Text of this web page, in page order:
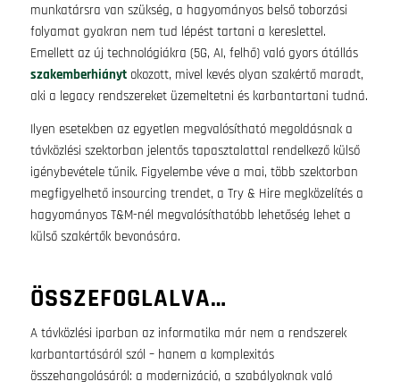
munkatársra van szükség, a hagyományos belső toborzási
folyamat gyakran nem tud lépést tartani a kereslettel.
Emellett az új technológiákra (5G, AI, felhő) való gyors átállás
szakemberhiánytokozott, mivel kevés olyan szakértő maradt,
aki a legacy rendszereket üzemeltetni és karbantartani tudná.
Ilyen esetekben az egyetlen megvalósítható megoldásnak a
távközlési szektorban jelentős tapasztalattal rendelkező külső
igénybevétele tűnik. Figyelembe véve a mai, több szektorban
megfigyelhető insourcing trendet, a Try & Hire megközelítés a
hagyományos T&M-nél megvalósíthatóbb lehetőség lehet a
külső szakértők bevonására.
ÖSSZEFOGLALVA…
A távközlési iparban az informatika már nem a rendszerek
karbantartásáról szól – hanem a komplexitás
összehangolásáról: a modernizáció, a szabályoknak való